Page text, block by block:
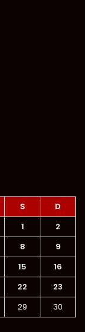
S
D
1
2
8
9
15
16
22
23
29 30